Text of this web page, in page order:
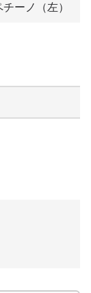
ーノ（左）